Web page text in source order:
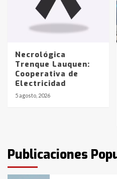
Necrológica
Trenque Lauquen:
Cooperativa de
Electricidad
5 agosto, 2026
Publicaciones
Los precios
La Pampa,
entre 857 a
La Bolsa de
Blanca
con lluvias y
fueron
tarde del